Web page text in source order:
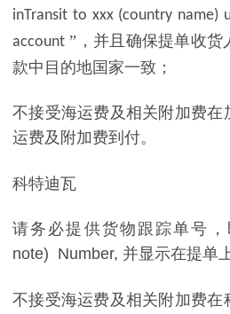
inTransit to xxx (country name)
account ”，并且确保提单收货
款中目的地国家一致；
不接受海运费及相关附加费在
运费及附加费到付。
科特迪瓦
请务必提供货物跟踪单号，
note) Number, 并显示在提单
不接受海运费及相关附加费在